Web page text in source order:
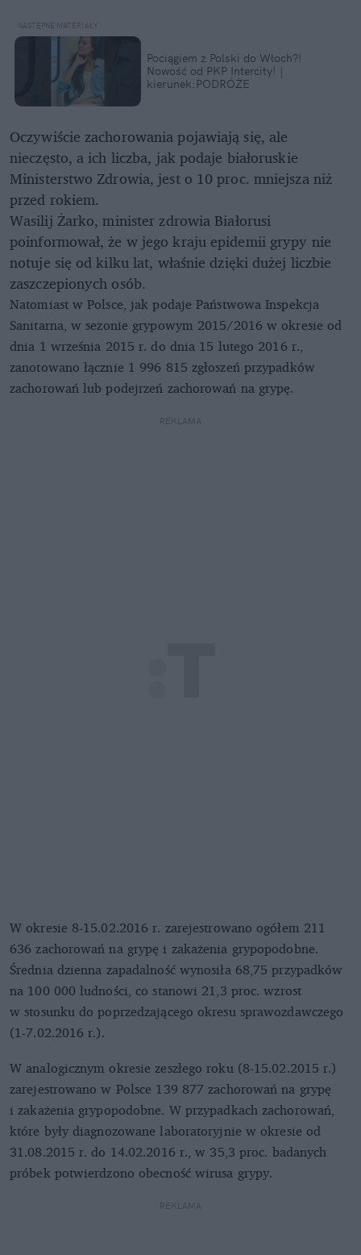
Pociągiem z Polski do Włoch?!
Nowość od PKP Intercity! |
kierunek:PODRÓŻE
Oczywiście zachorowania pojawiają się, ale
nieczęsto, a ich liczba, jak podaje białoruskie
Ministerstwo Zdrowia, jest o 10 proc. mniejsza niż
przed rokiem.
Wasilij Żarko, minister zdrowia Białorusi
poinformował, że w jego kraju epidemii grypy nie
notuje się od kilku lat, właśnie dzięki dużej liczbie
zaszczepionych osób.
Natomiast w Polsce, jak podaje Państwowa Inspekcja
Sanitarna, w sezonie grypowym 2015/2016 w okresie od
dnia 1 września 2015 r. do dnia 15 lutego 2016 r.,
zanotowano łącznie 1 996 815 zgłoszeń przypadków
zachorowań lub podejrzeń zachorowań na grypę.
REKLAMA
W okresie 8-15.02.2016 r. zarejestrowano ogółem 211
636 zachorowań na grypę i zakażenia grypopodobne.
Średnia dzienna zapadalność wynosiła 68,75 przypadków
na 100 000 ludności, co stanowi 21,3 proc. wzrost
w stosunku do poprzedzającego okresu sprawozdawczego
(1-7.02.2016 r.).
W analogicznym okresie zeszłego roku (8-15.02.2015 r.)
zarejestrowano w Polsce 139 877 zachorowań na grypę
i zakażenia grypopodobne. W przypadkach zachorowań,
które były diagnozowane laboratoryjnie w okresie od
31.08.2015 r. do 14.02.2016 r., w 35,3 proc. badanych
próbek potwierdzono obecność wirusa grypy.
REKLAMA